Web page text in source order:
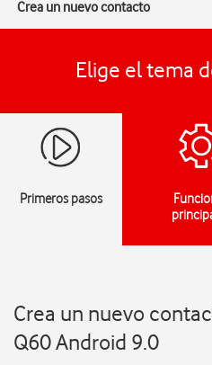
Crea un nuevo contacto
Elige el tema
Primeros pasos
Crea un nuevo
Q60 Android 9.0